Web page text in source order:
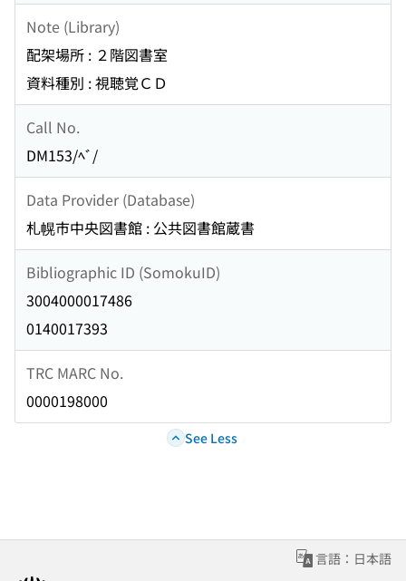
Note (Library)
配架場所 : ２階図書室
資料種別 : 視聴覚ＣＤ
Call No.
DM153/ﾍﾞ/
Data Provider (Database)
札幌市中央図書館 : 公共図書館蔵書
Bibliographic ID (SomokuID)
3004000017486
0140017393
TRC MARC No.
0000198000
See Less
言語：日本語